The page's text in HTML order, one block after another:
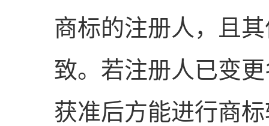
商标的注册人，且
致。若注册人已变
获准后方能进行商